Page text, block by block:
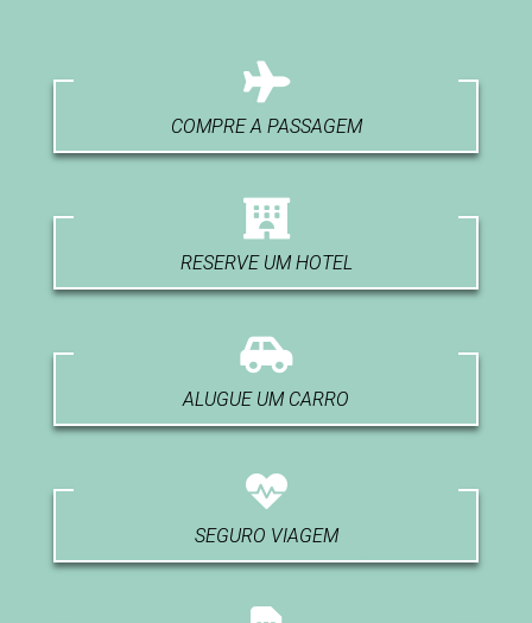
COMPRE A PASSAGEM
RESERVE UM HOTEL
ALUGUE UM CARRO
SEGURO VIAGEM